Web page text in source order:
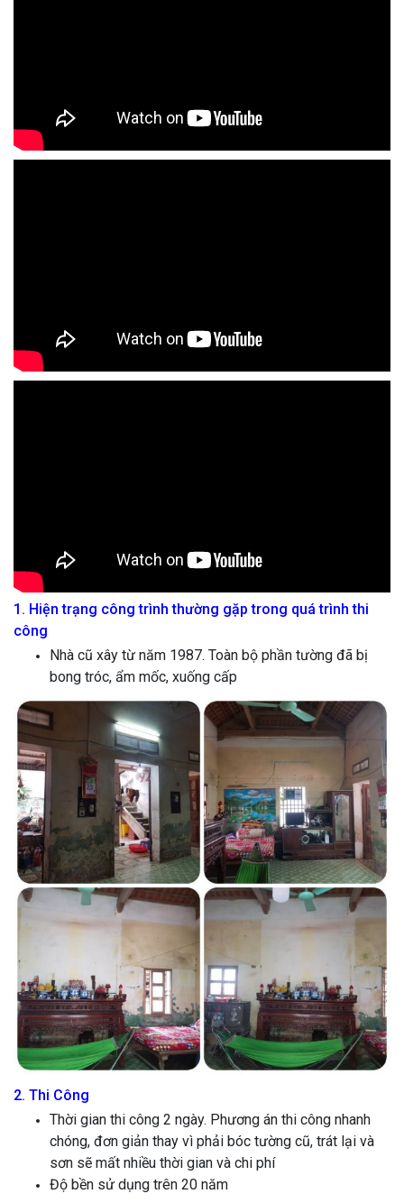
1. Hiện trạng công trình thường gặp trong quá trình thi
công
Nhà cũ xây từ năm 1987. Toàn bộ phần tường đã bị
bong tróc, ẩm mốc, xuống cấp
2. Thi Công
Thời gian thi công 2 ngày. Phương án thi công nhanh
chóng, đơn giản thay vì phải bóc tường cũ, trát lại và
sơn sẽ mất nhiều thời gian và chi phí
Độ bền sử dụng trên 20 năm